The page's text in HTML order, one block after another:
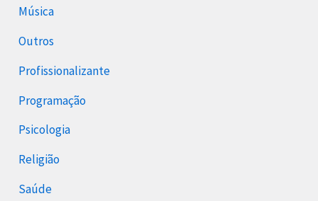
Música
Outros
Profissionalizante
Programação
Psicologia
Religião
Saúde